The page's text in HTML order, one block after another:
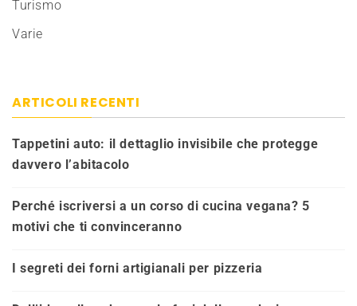
Turismo
Varie
ARTICOLI RECENTI
Tappetini auto: il dettaglio invisibile che protegge
davvero l’abitacolo
Perché iscriversi a un corso di cucina vegana? 5
motivi che ti convinceranno
I segreti dei forni artigianali per pizzeria